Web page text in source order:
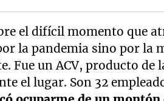
el difícil momento que
la pandemia sino por la
Fue un ACV, producto de
el lugar. Son 32